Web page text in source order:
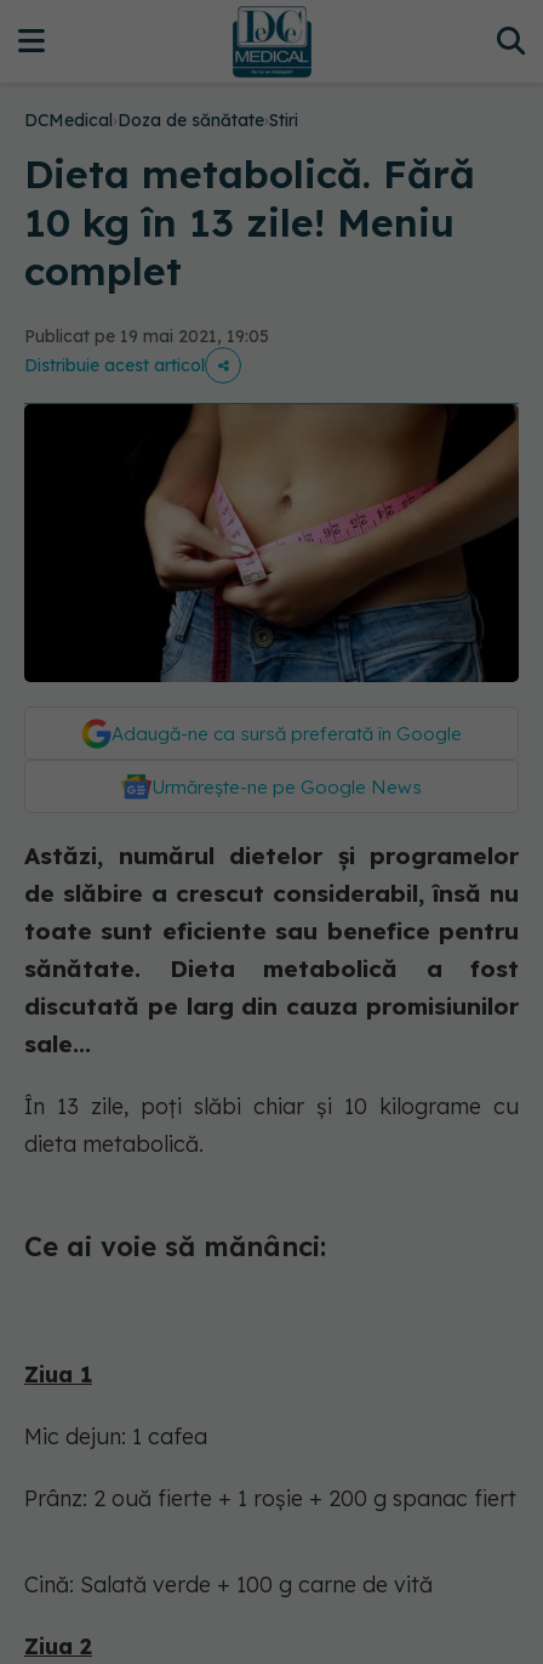
DCMedical›Doza de sănătate›Stiri
Dieta metabolică. Fără
10 kg în 13 zile! Meniu
complet
Publicat pe 19 mai 2021, 19:05
Distribuie acest articol
Adaugă-ne ca sursă preferată în Google
Urmărește-ne pe Google News
Astăzi, numărul dietelor și programelor
de slăbire a crescut considerabil, însă nu
toate sunt eficiente sau benefice pentru
sănătate. Dieta metabolică a fost
discutată pe larg din cauza promisiunilor
sale...
În 13 zile, poți slăbi chiar și 10 kilograme cu
dieta metabolică.
Ce ai voie să mănânci:
Ziua 1
Mic dejun: 1 cafea
Prânz: 2 ouă fierte + 1 roșie + 200 g spanac fiert
Cină: Salată verde + 100 g carne de vită
Ziua 2